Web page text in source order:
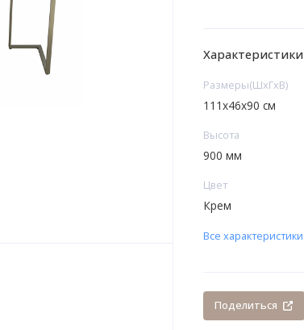
Характеристики
Размеры(ШxГxВ)
111x46x90 см
Высота
900 мм
Цвет
Крем
Все характеристики
Поделиться